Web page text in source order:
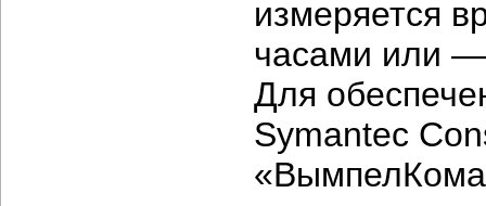
измеряется
часами или
Для
Symantec